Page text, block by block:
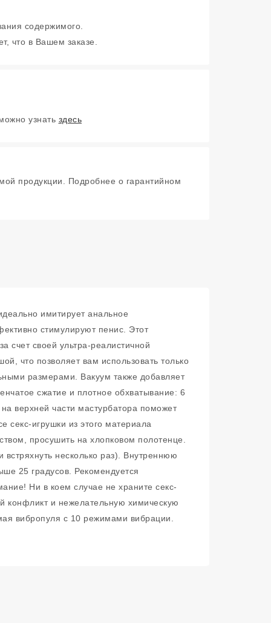
содержимого.
что в Вашем заказе.
узнать здесь
продукции. Подробнее о гарантийном
имитирует анальное
стимулируют пенис. Этот
счет своей ультра-реалистичной
что позволяет вам использовать только
размерами. Вакуум также добавляет
сжатие и плотное обхватывание: 6
верхней части мастурбатора поможет
игрушки из этого материала
просушить на хлопковом полотенце.
несколько раз). Внутреннюю
25 градусов. Рекомендуется
Ни в коем случае не храните секс-
конфликт и нежелательную химическую
вибропуля с 10 режимами вибрации.